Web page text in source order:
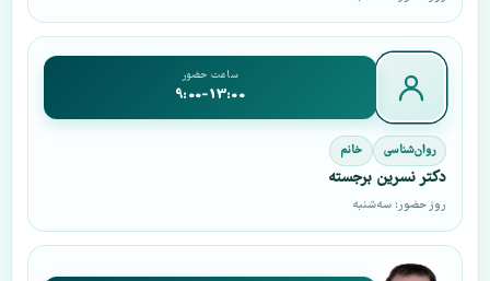
ساعت حضور
9:00-13:00
روان‌شناسی خانم
دکتر نسرین برجسته
روز حضور: سه‌شنبه